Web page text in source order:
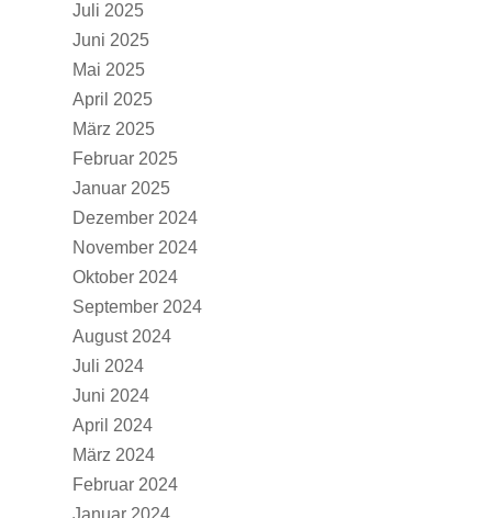
Juli 2025
Juni 2025
Mai 2025
April 2025
März 2025
Februar 2025
Januar 2025
Dezember 2024
November 2024
Oktober 2024
September 2024
August 2024
Juli 2024
Juni 2024
April 2024
März 2024
Februar 2024
Januar 2024